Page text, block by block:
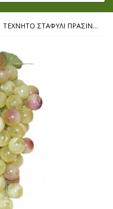
ΤΕΧΝΗΤΟ ΣΤΑΦΥΛΙ ΠΡΑΣΙΝΟ 19ΕΚ.